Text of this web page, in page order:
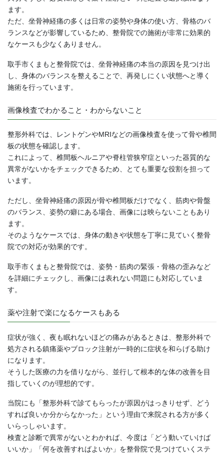
ます。
ただ、坐骨神経痛の多くは日常の姿勢や身体の使い方、骨格のバ
ランスなどが影響しているため、整骨院での施術が非常に効果的
なケースも少なくありません。
取手市くまもと整骨院では、坐骨神経痛の本当の原因を見つけ出
し、身体のバランスを整えることで、再発しにくい状態へと導く
施術を行っています。
画像検査でわかること・わからないこと
整形外科では、レントゲンやMRIなどの画像検査を使って骨や椎間
板の状態を確認します。
これによって、椎間板ヘルニアや脊柱管狭窄症といった器質的な
異常がないかをチェックできるため、とても重要な役割を担って
います。
ただし、坐骨神経痛の原因が骨や椎間板だけでなく、筋肉や骨盤
のバランス、姿勢の癖にある場合、画像には映らないこともあり
ます。
そのようなケースでは、身体の動きや状態を丁寧に見ていく整骨
院での対応が効果的です。
取手市くまもと整骨院では、姿勢・筋肉の緊張・骨格の歪みなど
を詳細にチェックし、画像には表れない問題にも対応していま
す。
薬や注射で楽になるケースもある
症状が強く、夜も眠れないほどの痛みがあるときは、整形外科で
処方される鎮痛薬やブロック注射が一時的に症状を和らげる助け
になります。
そうした医療の力を借りながら、並行して根本的な体の改善を目
指していくのが理想的です。
当院にも「整形外科で診てもらったが原因がはっきりせず、どう
すれば良いか分からなかった」という理由で来院される方が多く
いらっしゃいます。
検査と診断で異常がないとわかれば、今度は「どう動いていけば
いいか」「何を改善すればよいか」を整骨院で見つけていくステ